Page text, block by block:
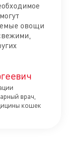
овощи
врач,
кошек